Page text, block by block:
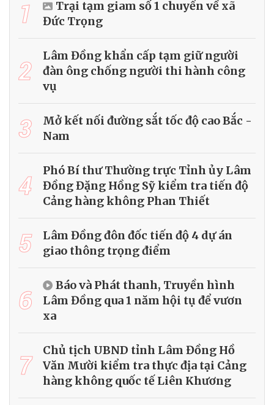
1
Trại tạm giam số 1 chuyển về xã
Đức Trọng
2
Lâm Đồng khẩn cấp tạm giữ người
đàn ông chống người thi hành công
vụ
3
Mở kết nối đường sắt tốc độ cao Bắc -
Nam
4
Phó Bí thư Thường trực Tỉnh ủy Lâm
Đồng Đặng Hồng Sỹ kiểm tra tiến độ
Cảng hàng không Phan Thiết
5
Lâm Đồng đôn đốc tiến độ 4 dự án
giao thông trọng điểm
6
Báo và Phát thanh, Truyền hình
Lâm Đồng qua 1 năm hội tụ để vươn
xa
7
Chủ tịch UBND tỉnh Lâm Đồng Hồ
Văn Mười kiểm tra thực địa tại Cảng
hàng không quốc tế Liên Khương